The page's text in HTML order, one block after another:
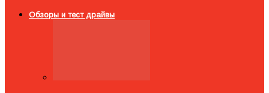
Обзоры и тест драйвы